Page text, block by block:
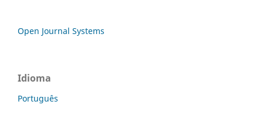
Open Journal Systems
Idioma
Português